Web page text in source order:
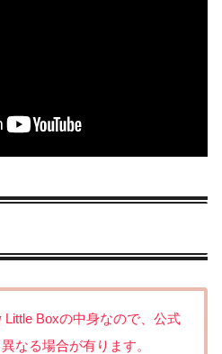
Little Boxの中身なので、公式
なる場合が有ります。